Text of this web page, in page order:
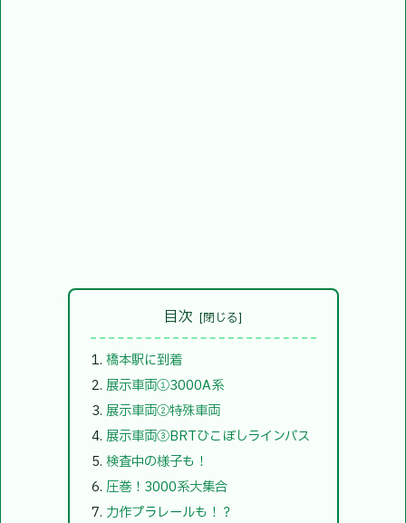
目次
橋本駅に到着
展示車両①3000A系
展示車両②特殊車両
展示車両③BRTひこぼしラインバス
検査中の様子も！
圧巻！3000系大集合
力作プラレールも！？